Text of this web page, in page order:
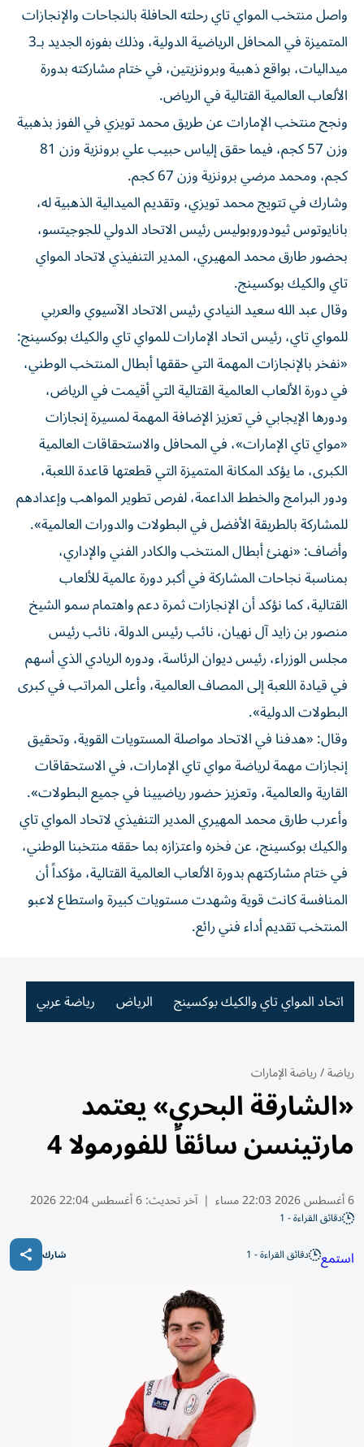
واصل منتخب المواي تاي رحلته الحافلة بالنجاحات والإنجازات
المتميزة في المحافل الرياضية الدولية، وذلك بفوزه الجديد بـ3
ميداليات، بواقع ذهبية وبرونزيتين، في ختام مشاركته بدورة
الألعاب العالمية القتالية في الرياض.
ونجح منتخب الإمارات عن طريق محمد تويزي في الفوز بذهبية
وزن 57 كجم، فيما حقق إلياس حبيب علي برونزية وزن 81
كجم، ومحمد مرضي برونزية وزن 67 كجم.
وشارك في تتويج محمد تويزي، وتقديم الميدالية الذهبية له،
بانايوتوس ثيودوروبوليس رئيس الاتحاد الدولي للجوجيتسو،
بحضور طارق محمد المهيري، المدير التنفيذي لاتحاد المواي
تاي والكيك بوكسينج.
وقال عبد الله سعيد النيادي رئيس الاتحاد الآسيوي والعربي
للمواي تاي، رئيس اتحاد الإمارات للمواي تاي والكيك بوكسينج:
«نفخر بالإنجازات المهمة التي حققها أبطال المنتخب الوطني،
في دورة الألعاب العالمية القتالية التي أقيمت في الرياض،
ودورها الإيجابي في تعزيز الإضافة المهمة لمسيرة إنجازات
«مواي تاي الإمارات»، في المحافل والاستحقاقات العالمية
الكبرى، ما يؤكد المكانة المتميزة التي قطعتها قاعدة اللعبة،
ودور البرامج والخطط الداعمة، لفرص تطوير المواهب وإعدادهم
للمشاركة بالطريقة الأفضل في البطولات والدورات العالمية».
وأضاف: «نهنئ أبطال المنتخب والكادر الفني والإداري،
بمناسبة نجاحات المشاركة في أكبر دورة عالمية للألعاب
القتالية، كما نؤكد أن الإنجازات ثمرة دعم واهتمام سمو الشيخ
منصور بن زايد آل نهيان، نائب رئيس الدولة، نائب رئيس
مجلس الوزراء، رئيس ديوان الرئاسة، ودوره الريادي الذي أسهم
في قيادة اللعبة إلى المصاف العالمية، وأعلى المراتب في كبرى
البطولات الدولية».
وقال: «هدفنا في الاتحاد مواصلة المستويات القوية، وتحقيق
إنجازات مهمة لرياضة مواي تاي الإمارات، في الاستحقاقات
القارية والعالمية، وتعزيز حضور رياضيينا في جميع البطولات».
وأعرب طارق محمد المهيري المدير التنفيذي لاتحاد المواي تاي
والكيك بوكسينج، عن فخره واعتزازه بما حققه منتخبنا الوطني،
في ختام مشاركتهم بدورة الألعاب العالمية القتالية، مؤكداً أن
المنافسة كانت قوية وشهدت مستويات كبيرة واستطاع لاعبو
المنتخب تقديم أداء فني رائع.
اتحاد المواي تاي والكيك بوكسينج الرياض رياضة عربي
رياضة/رياضة الإمارات
«الشارقة البحري» يعتمد
مارتينسن سائقاً للفورمولا 4
6 أغسطس 2026 22:03 مساء | آخر تحديث:6 أغسطس 22:04 2026
دقائق القراءة - 1
استمع دقائق القراءة - 1 شارك